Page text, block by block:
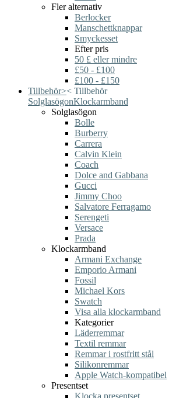
Fler alternativ
Berlocker
Manschettknappar
Smyckesset
Efter pris
50 £ eller mindre
£50 - £100
£100 - £150
Tillbehör>< Tillbehör
SolglasögonKlockarmband
Solglasögon
Bolle
Burberry
Carrera
Calvin Klein
Coach
Dolce and Gabbana
Gucci
Jimmy Choo
Salvatore Ferragamo
Serengeti
Versace
Prada
Klockarmband
Armani Exchange
Emporio Armani
Fossil
Michael Kors
Swatch
Visa alla klockarmband
Kategorier
Läderremmar
Textil remmar
Remmar i rostfritt stål
Silikonremmar
Apple Watch-kompatibel
Presentset
Klocka presentset